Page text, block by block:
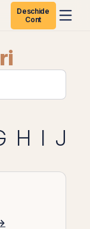
Deschide
Cont
H I J